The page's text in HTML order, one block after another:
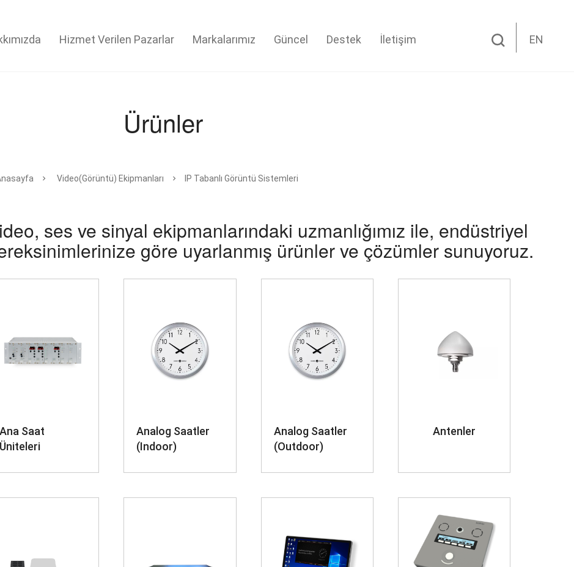
Hizmet Verilen Pazarlar Markalarımız Güncel Destek İletişim EN
Ürünler
Video(Görüntü) Ekipmanları IP Tabanlı Görüntü Sistemleri
ses ve sinyal ekipmanlarındaki uzmanlığımız ile, endüstriyel
göre uyarlanmış ürünler ve çözümler sunuyoruz.
Ana Saat
Üniteleri
Analog Saatler
(Indoor)
Analog Saatler
(Outdoor)
Antenler